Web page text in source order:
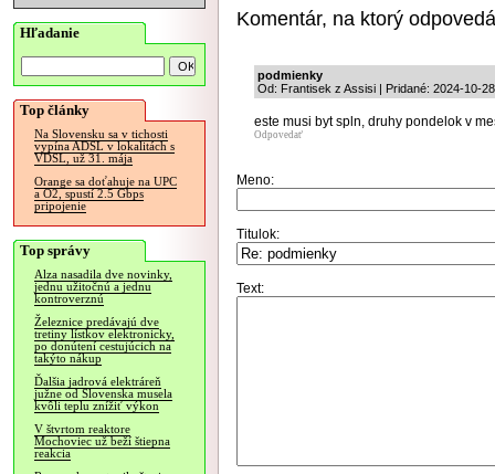
Hľadanie
Top články
Na Slovensku sa v tichosti
vypína ADSL v lokalitách s
VDSL, už 31. mája
Orange sa doťahuje na UPC
a O2, spustí 2.5 Gbps
pripojenie
Top správy
Alza nasadila dve novinky,
jednu užitočnú a jednu
kontroverznú
Železnice predávajú dve
tretiny lístkov elektronicky,
po donútení cestujúcich na
takýto nákup
Ďalšia jadrová elektráreň
južne od Slovenska musela
kvôli teplu znížiť výkon
V štvrtom reaktore
Mochoviec už beží štiepna
reakcia
Komentár, na ktorý
podmienky
Od: Frantisek z Assisi | Pridané: 2024-10-
este musi byt spln, druhy pondelok v
Odpovedať
Meno:
Titulok:
Text: